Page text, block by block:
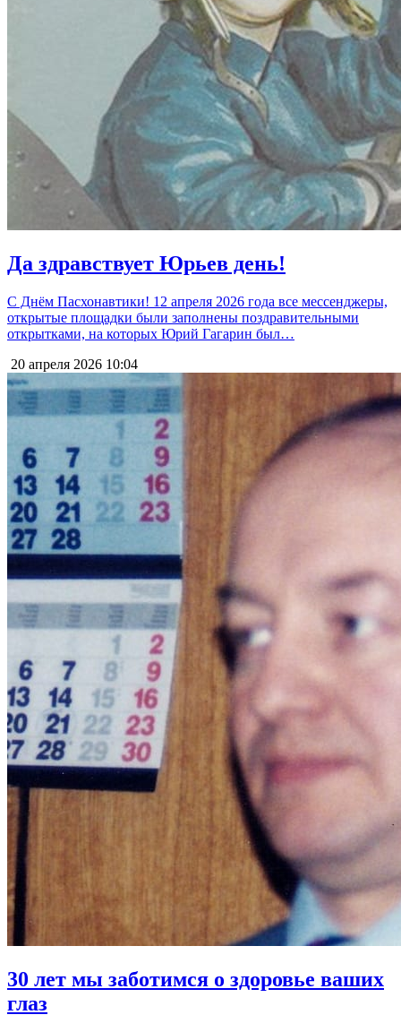
Да здравствует Юрьев день!
С Днём Пасхонавтики! 12 апреля 2026 года все мессенджеры,
открытые площадки были заполнены поздравительными
открытками, на которых Юрий Гагарин был…
20 апреля 2026 10:04
30 лет мы заботимся о здоровье ваших
глаз